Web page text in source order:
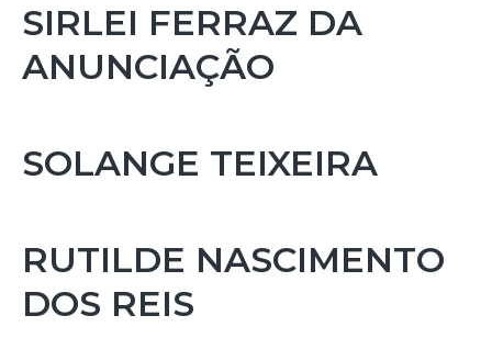
SIRLEI FERRAZ DA
ANUNCIAÇÃO
SOLANGE TEIXEIRA
RUTILDE NASCIMENTO
DOS REIS